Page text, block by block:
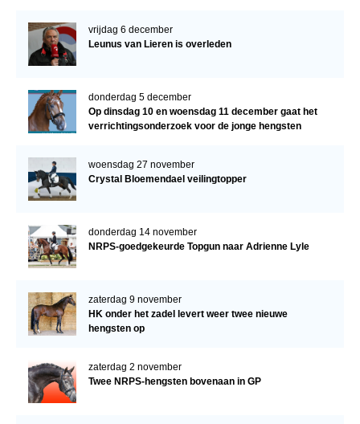
vrijdag 6 december
Leunus van Lieren is overleden
donderdag 5 december
Op dinsdag 10 en woensdag 11 december gaat het
verrichtingsonderzoek voor de jonge hengsten
woensdag 27 november
Crystal Bloemendael veilingtopper
donderdag 14 november
NRPS-goedgekeurde Topgun naar Adrienne Lyle
zaterdag 9 november
HK onder het zadel levert weer twee nieuwe
hengsten op
zaterdag 2 november
Twee NRPS-hengsten bovenaan in GP